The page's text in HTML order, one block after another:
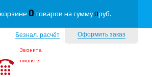
0товаров на сумму0руб.
Оформить заказ
Безнал. расчёт
Звоните,
пишите